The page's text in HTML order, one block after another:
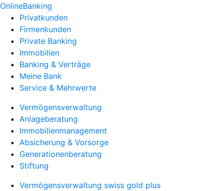
OnlineBanking
Privatkunden
Firmenkunden
Private Banking
Immobilien
Banking & Verträge
Meine Bank
Service & Mehrwerte
Vermögensverwaltung
Anlageberatung
Immobilienmanagement
Absicherung & Vorsorge
Generationenberatung
Stiftung
Vermögensverwaltung swiss gold plus